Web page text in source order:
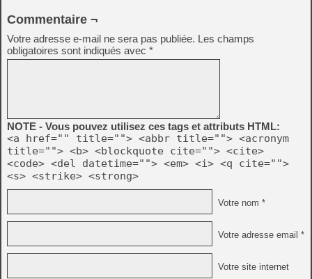
Commentaire ¬
Votre adresse e-mail ne sera pas publiée. Les champs
obligatoires sont indiqués avec *
NOTE - Vous pouvez utilisez ces tags et attributs HTML:
<a href="" title=""> <abbr title=""> <acronym
title=""> <b> <blockquote cite=""> <cite>
<code> <del datetime=""> <em> <i> <q cite="">
<s> <strike> <strong>
Votre nom *
Votre adresse email *
Votre site internet